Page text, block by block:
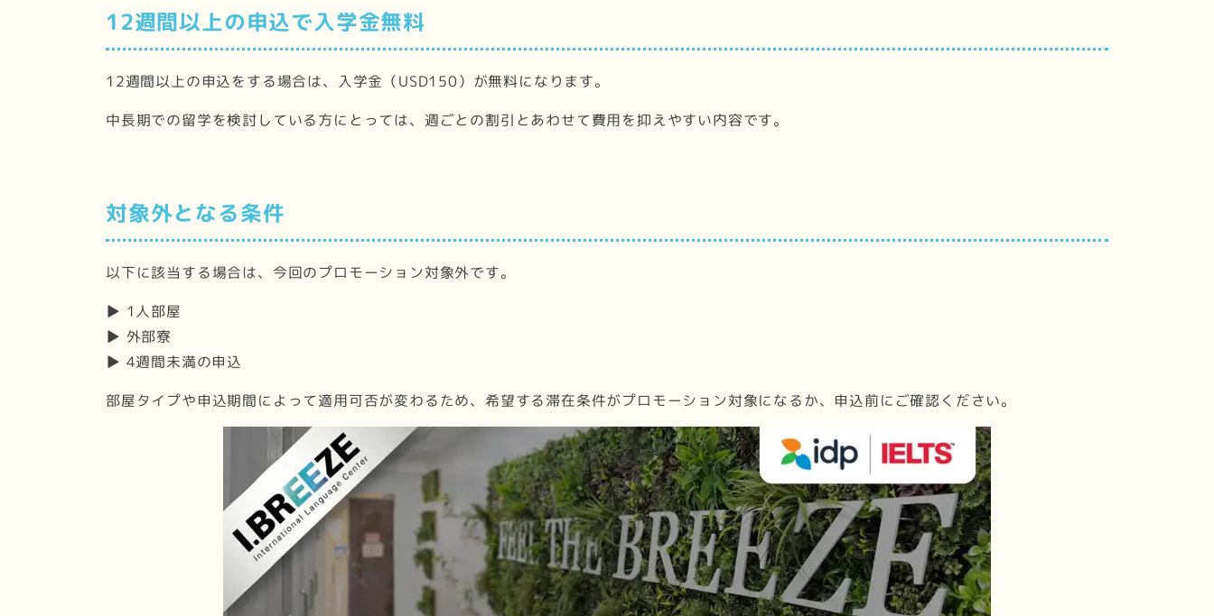
12週間以上の申込で入学金無料
12週間以上の申込をする場合は、入学金（USD150）が無料になります。
中長期での留学を検討している方にとっては、週ごとの割引とあわせて費用を抑えやすい内容です。
対象外となる条件
以下に該当する場合は、今回のプロモーション対象外です。
▶ 1人部屋
▶ 外部寮
▶ 4週間未満の申込
部屋タイプや申込期間によって適用可否が変わるため、希望する滞在条件がプロモーション対象になるか、申込前にご確認ください。